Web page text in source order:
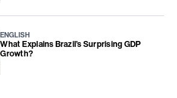
ENGLISH
What Explains Brazil’s Surprising GDP
Growth?